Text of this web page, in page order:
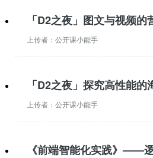
「D2之夜」图文与视频
上传者： 公开课小能手
「D2之夜」探究高性能
上传者： 公开课小能手
《前端智能化实践》——